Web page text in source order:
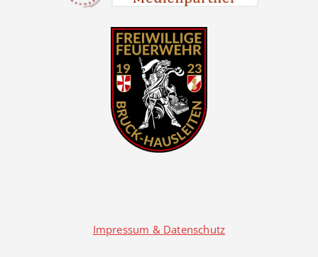
Impressum & Datenschutz